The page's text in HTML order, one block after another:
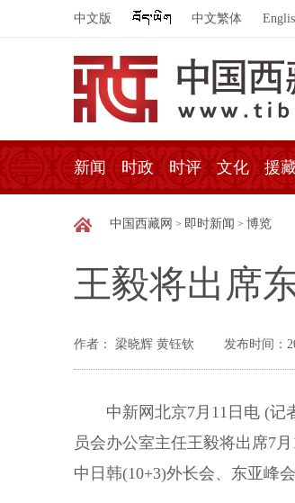
中文版 中文繁体
新闻 时政 时评 文化 援
中国西藏网 > 即时新闻 > 博览
王毅将出席
作者： 梁晓辉 黄钰钦 发布时间：
中新网北京7月11日电 (记者
员会办公室主任王毅将出席7
中日韩(10+3)外长会、东亚峰